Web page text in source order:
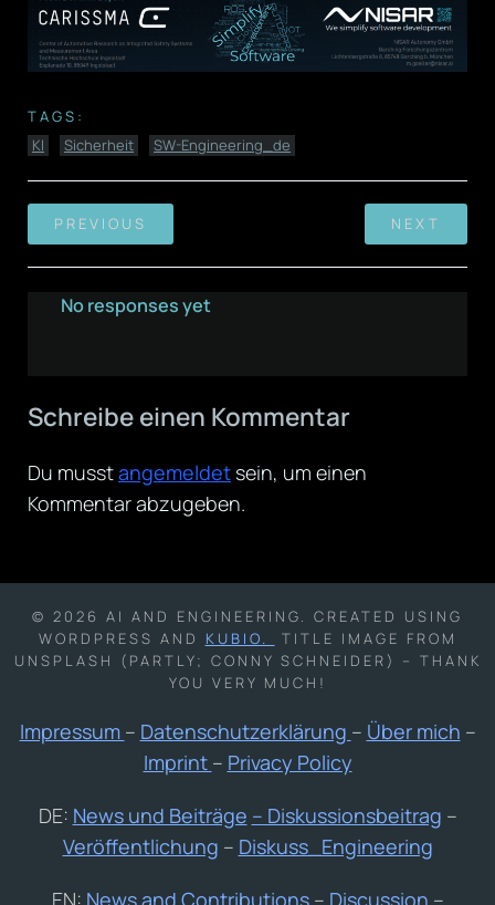
TAGS:
KI
Sicherheit SW-Engineering_de
PREVIOUS NEXT
No responses yet
Schreibe einen Kommentar
Du musstangemeldet sein, um einen
Kommentar abzugeben.
© 2026 AI AND ENGINEERING. CREATED USING
WORDPRESS AND KUBIO.
TITLE IMAGE FROM
UNSPLASH (PARTLY; CONNY SCHNEIDER) – THANK
YOU VERY MUCH!
Impressum – Datenschutzerklärung – Über mich –
Imprint – Privacy Policy
DE: News und Beiträge – Diskussionsbeitrag –
Veröffentlichung – Diskuss_Engineering